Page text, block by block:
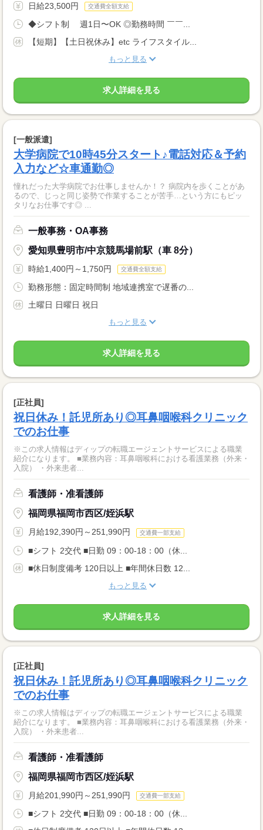
日給23,500円 交通費全額支給
◆シフト制 週1日〜OK ◎勤務時間 ￣￣...
【短期】【土日祝休み】etc ライフスタイル...
もっと見る
求人詳細を見る
[一般派遣]
大学病院で10時45分スタート♪電話対応＆予約
入力など☆車通勤◎
憧れだった大学病院でお仕事しませんか！？ 病院内を歩くことがあ
るので、じっと同じ姿勢で作業することが苦手…という方にもピッ
タリなお仕事です◎ ...
一般事務・OA事務
愛知県豊明市/中京競馬場前駅（車 8分）
時給1,400円～1,750円 交通費全額支給
勤務形態：固定時間制 地域連携室で遅番の...
土曜日 日曜日 祝日
もっと見る
求人詳細を見る
[正社員]
祝日休み！託児所あり◎耳鼻咽喉科クリニック
でのお仕事
※この求人情報はディップの転職エージェントサービスによる職業
紹介になります。 ■業務内容：耳鼻咽喉科における看護業務（外来・
入院） ・外来患者...
看護師・准看護師
福岡県福岡市西区/姪浜駅
月給192,390円～251,990円 交通費一部支給
■シフト 2交代 ■日勤 09：00-18：00（休...
■休日制度備考 120日以上 ■年間休日数 12...
もっと見る
求人詳細を見る
[正社員]
祝日休み！託児所あり◎耳鼻咽喉科クリニック
でのお仕事
※この求人情報はディップの転職エージェントサービスによる職業
紹介になります。 ■業務内容：耳鼻咽喉科における看護業務（外来・
入院） ・外来患者...
看護師・准看護師
福岡県福岡市西区/姪浜駅
月給201,990円～251,990円 交通費一部支給
■シフト 2交代 ■日勤 09：00-18：00（休...